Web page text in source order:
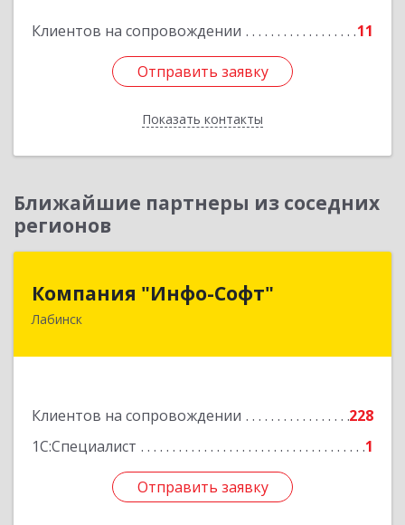
Клиентов на сопровождении 11
Отправить заявку
Показать контакты
Отправить заявку
Назад
Ближайшие партнеры из соседних
регионов
Компания "Инфо-Софт"
Лабинск
Клиентов на сопровождении
228
1С:Специалист
1
Отправить заявку
Компания "Инфо-Софт"
352500, Краснодарский край, Лабинский р-н,
Отправить заявку